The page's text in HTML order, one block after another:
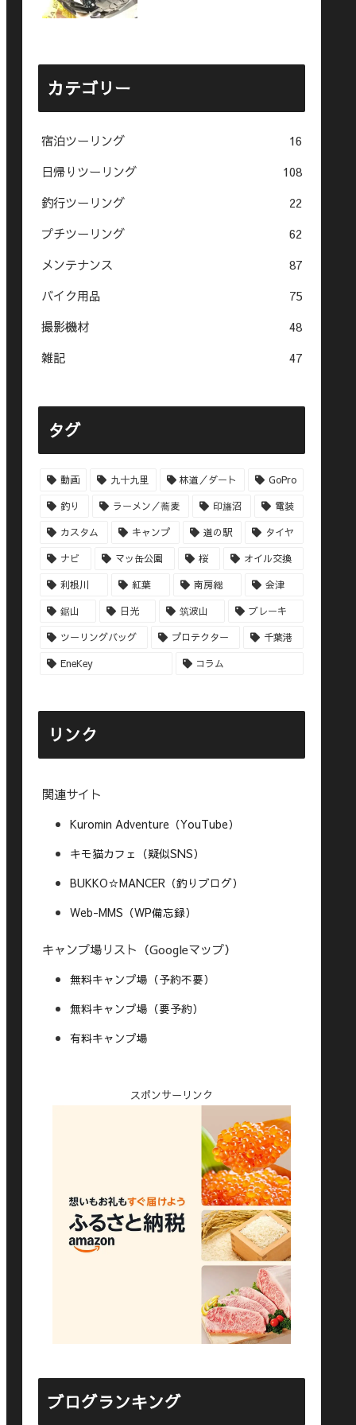
カテゴリー
宿泊ツーリング
16
日帰りツーリング
108
釣行ツーリング
22
プチツーリング
62
メンテナンス
87
バイク用品
75
撮影機材
48
雑記
47
タグ
動画 九十九里 林道／ダート GoPro
釣り ラーメン／蕎麦 印旛沼 電装
カスタム キャンプ 道の駅 タイヤ
ナビ マッ缶公園 桜 オイル交換
利根川 紅葉 南房総 会津
鋸山 日光 筑波山 ブレーキ
ツーリングバッグ プロテクター 千葉港
EneKey コラム
リンク
関連サイト
Kuromin Adventure（YouTube）
キモ猫カフェ（疑似SNS）
BUKKO☆MANCER（釣りブログ）
Web-MMS（WP備忘録）
キャンプ場リスト（Googleマップ）
無料キャンプ場（予約不要）
無料キャンプ場（要予約）
有料キャンプ場
スポンサーリンク
ブログランキング